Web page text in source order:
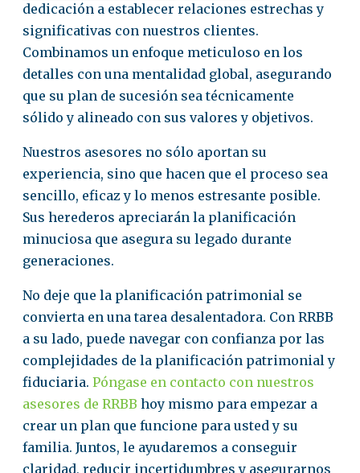
dedicación a establecer relaciones estrechas y
significativas con nuestros clientes.
Combinamos un enfoque meticuloso en los
detalles con una mentalidad global, asegurando
que su plan de sucesión sea técnicamente
sólido y alineado con sus valores y objetivos.
Nuestros asesores no sólo aportan su
experiencia, sino que hacen que el proceso sea
sencillo, eficaz y lo menos estresante posible.
Sus herederos apreciarán la planificación
minuciosa que asegura su legado durante
generaciones.
No deje que la planificación patrimonial se
convierta en una tarea desalentadora. Con RRBB
a su lado, puede navegar con confianza por las
complejidades de la planificación patrimonial y
fiduciaria. Póngase en contacto con nuestros
asesores de RRBB hoy mismo para empezar a
crear un plan que funcione para usted y su
familia. Juntos, le ayudaremos a conseguir
claridad, reducir incertidumbres y asegurarnos